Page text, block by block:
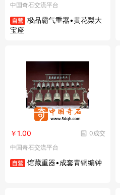
中国奇石交流平台
极品霸气重器•黄花梨大
宝座
0成交
￥1.00
中国奇石交流平台
馆藏重器•成套青铜编钟